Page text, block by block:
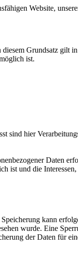
Website,
Grundsatz gilt
ist.
sind hier
Daten
ist und die
kann
wurde. Eine
der Daten für